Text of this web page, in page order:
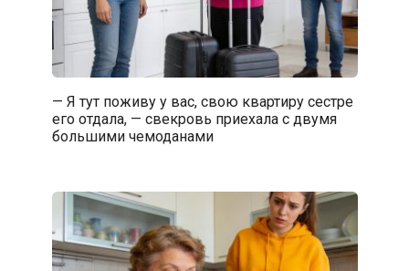
— Я тут поживу у вас, свою квартиру сестре
его отдала, — свекровь приехала с двумя
большими чемоданами